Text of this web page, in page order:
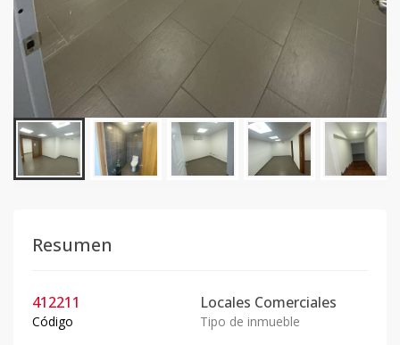
Resumen
412211
Código
Locales Comerciales
Tipo de inmueble